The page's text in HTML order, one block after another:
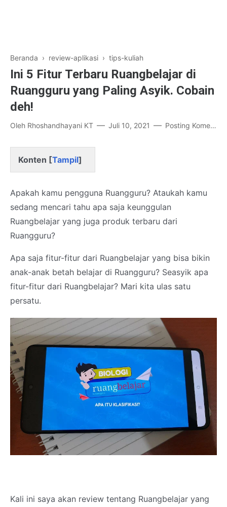
Beranda › review-aplikasi › tips-kuliah
Ini 5 Fitur Terbaru Ruangbelajar di
Ruangguru yang Paling Asyik. Cobain
deh!
Oleh Rhoshandhayani KT Juli 10, 2021 Posting Komentar
Konten [Tampil]
Apakah kamu pengguna Ruangguru? Ataukah kamu
sedang mencari tahu apa saja keunggulan
Ruangbelajar yang juga produk terbaru dari
Ruangguru?
Apa saja fitur-fitur dari Ruangbelajar yang bisa bikin
anak-anak betah belajar di Ruangguru? Seasyik apa
fitur-fitur dari Ruangbelajar? Mari kita ulas satu
persatu.
Kali ini saya akan review tentang Ruangbelajar yang